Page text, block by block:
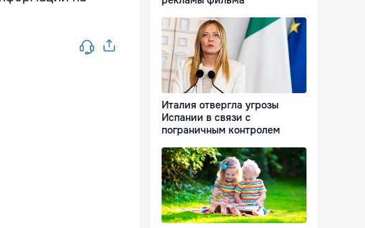
Италия отвергла угрозы
Испании в связи с
пограничным контролем